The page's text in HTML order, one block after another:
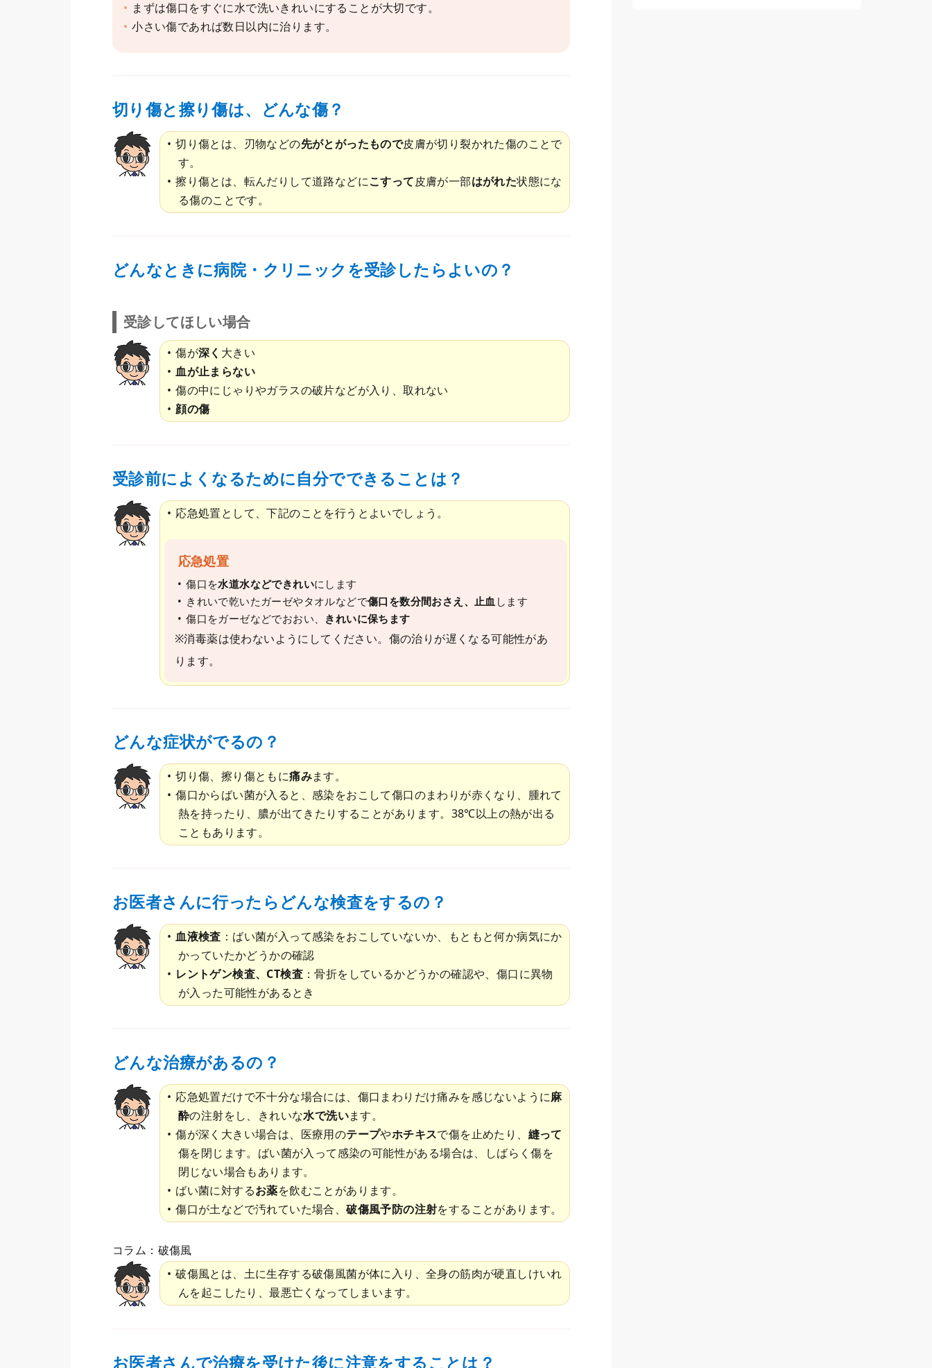
まずは傷口をすぐに水で洗いきれいにすることが大切です。
小さい傷であれば数日以内に治ります。
切り傷と擦り傷は、どんな傷？
切り傷とは、刃物などの先がとがったもので皮膚が切り裂かれた傷のことで
す。
擦り傷とは、転んだりして道路などにこすって皮膚が一部はがれた状態にな
る傷のことです。
どんなときに病院・クリニックを受診したらよいの？
受診してほしい場合
傷が深く 大きい
血が止まらない
傷の中にじゃりやガラスの破片などが入り、取れない
顔の傷
受診前によくなるために自分でできることは？
応急処置として、下記のことを行うとよいでしょう。
応急処置
傷口を水道水などできれいにします
きれいで乾いたガーゼやタオルなどで傷口を数分間おさえ、止血 します
傷口をガーゼなどでおおい、 きれいに保ちます
※消毒薬は使わないようにしてください。傷の治りが遅くなる可能性があ
ります。
どんな症状がでるの？
切り傷、擦り傷ともに痛みます。
傷口からばい菌が入ると、感染をおこして傷口のまわりが赤くなり、腫れて
熱を持ったり、膿が出てきたりすることがあります。38℃以上の熱が出る
こともあります。
お医者さんに行ったらどんな検査をするの？
血液検査 ：ばい菌が入って感染をおこしていないか、もともと何か病気にか
かっていたかどうかの確認
レントゲン検査、CT検査 ：骨折をしているかどうかの確認や、傷口に異物
が入った可能性があるとき
どんな治療があるの？
応急処置だけで不十分な場合には、傷口まわりだけ痛みを感じないように麻
酔の注射をし、きれいな水で洗います。
傷が深く大きい場合は、医療用のテープやホチキスで傷を止めたり、 縫って
傷を閉じます。ばい菌が入って感染の可能性がある場合は、しばらく傷を
閉じない場合もあります。
ばい菌に対するお薬を飲むことがあります。
傷口が土などで汚れていた場合、破傷風予防の注射をすることがあります。
コラム：破傷風
破傷風とは、土に生存する破傷風菌が体に入り、全身の筋肉が硬直しけいれ
んを起こしたり、最悪亡くなってしまいます。
お医者さんで治療を受けた後に注意をすることは？